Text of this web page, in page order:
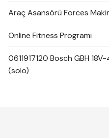
Araç Asansörü Forces
Online Fitness Programı
0611917120 Bosch GBH
(solo)